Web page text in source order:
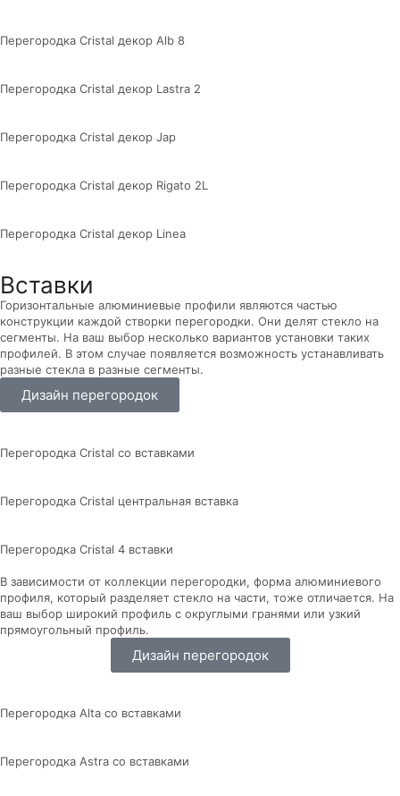
Перегородка Cristal декор Alb 8
Перегородка Cristal декор Lastra 2
Перегородка Cristal декор Jap
Перегородка Cristal декор Rigato 2L
Перегородка Cristal декор Linea
Вставки
Горизонтальные алюминиевые профили являются частью
конструкции каждой створки перегородки. Они делят стекло на
сегменты. На ваш выбор несколько вариантов установки таких
профилей. В этом случае появляется возможность устанавливать
разные стекла в разные сегменты.
Дизайн перегородок
Перегородка Cristal со вставками
Перегородка Cristal центральная вставка
Перегородка Cristal 4 вставки
В зависимости от коллекции перегородки, форма алюминиевого
профиля, который разделяет стекло на части, тоже отличается. На
ваш выбор широкий профиль с округлыми гранями или узкий
прямоугольный профиль.
Дизайн перегородок
Перегородка Alta со вставками
Перегородка Astra со вставками